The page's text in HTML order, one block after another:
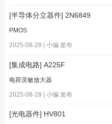
[半导体分立器件] 2N6849
PMOS
2025-08-28 | 小编 发布
[集成电路] A225F
电荷灵敏放大器
2025-08-28 | 小编 发布
[光电器件] HV801